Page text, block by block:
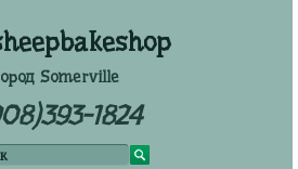
Somerville
1824